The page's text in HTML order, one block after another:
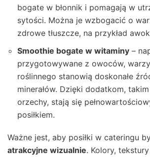
bogate w błonnik i pomagają w
sytości. Można je wzbogacić o
zdrowe tłuszcze, na przykład
Smoothie bogate w witaminy –
przygotowywane z owoców,
roślinnego stanowią doskonałe
minerałów. Dzięki dodatkom,
orzechy, stają się
posiłkiem.
Ważne jest, aby posiłki w cateringu
atrakcyjne wizualnie. Kolory,